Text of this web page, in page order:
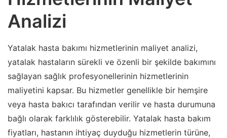
Analizi
Yatalak hasta bakımı hizmetlerinin maliyet analizi,
yatalak hastaların sürekli ve özenli bir şekilde bakımını
sağlayan sağlık profesyonellerinin hizmetlerinin
maliyetini kapsar. Bu hizmetler genellikle bir hemşire
veya hasta bakıcı tarafından verilir ve hasta durumuna
bağlı olarak farklılık gösterebilir. Yatalak hasta bakım
fiyatları, hastanın ihtiyaç duyduğu hizmetlerin türüne,